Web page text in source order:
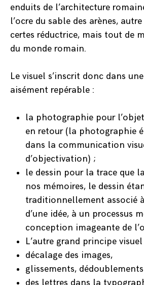
enduits de l’architecture
l’ocre du sable des arènes,
certes réductrice, mais tout de
du monde romain.
Le visuel s’inscrit donc dans
aisément repérable :
la photographie pour
en retour (la photographie
dans la communication
d’objectivation) ;
le dessin pour la trace que
nos mémoires, le dessin
traditionnellement associé à
d’une idée, à un processus
conception imageante de
L’autre grand principe
décalage des images,
glissements,
des lettres dans la